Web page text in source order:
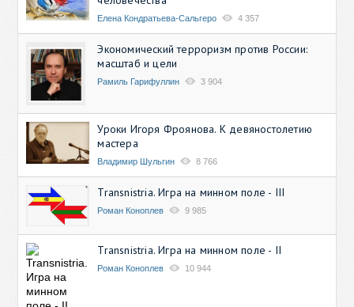
Елена Кондратьева-Сальгеро 4 357
Экономический терроризм против России:
масштаб и цели
Рамиль Гарифуллин 3 904
Уроки Игоря Фроянова. К девяностолетию
мастера
Владимир Шульгин 8 766
Transnistria. Игра на минном поле - III
Роман Коноплев 9 985
Transnistria. Игра на минном поле - II
Роман Коноплев 10 944